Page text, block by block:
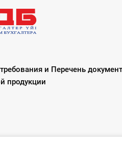
и Перечень
продукции